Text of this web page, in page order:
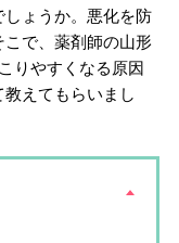
ょうか。悪化を防
こで、薬剤師の山形
りやすくなる原因
えてもらいまし